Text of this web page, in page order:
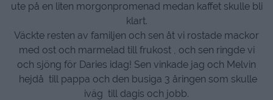
ute på en liten morgonpromenad medan kaffet skulle bli
klart.
Väckte resten av familjen och sen åt vi rostade mackor
med ost och marmelad till frukost , och sen ringde vi
och sjöng för Daries idag! Sen vinkade jag och Melvin
hejdå till pappa och den busiga 3 åringen som skulle
iväg till dagis och jobb.